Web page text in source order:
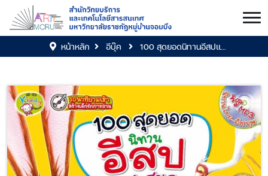
หน้าหลัก อีบุ๊ค 100 สุดยอดนิทานอีสปแ...